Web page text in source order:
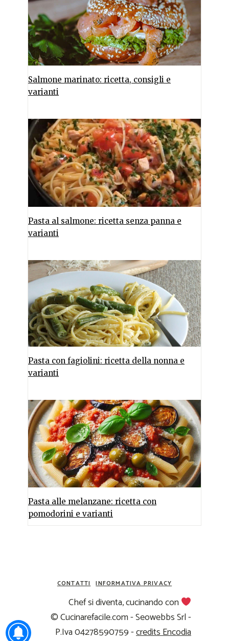
Salmone marinato: ricetta, consigli e
varianti
Pasta al salmone: ricetta senza panna e
varianti
Pasta con fagiolini: ricetta della nonna e
varianti
Pasta alle melanzane: ricetta con
pomodorini e varianti
CONTATTI INFORMATIVA PRIVACY
Chef si diventa, cucinando con
© Cucinarefacile.com - Seowebbs Srl -
P.Iva 04278590759 -credits Encodia